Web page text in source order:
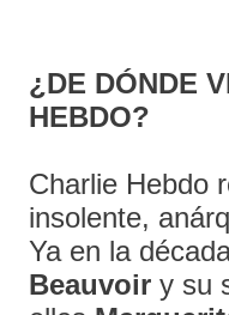
¿DE DÓNDE
HEBDO?
Charlie Hebdo
insolente,
Ya en la
Beauvoir y su